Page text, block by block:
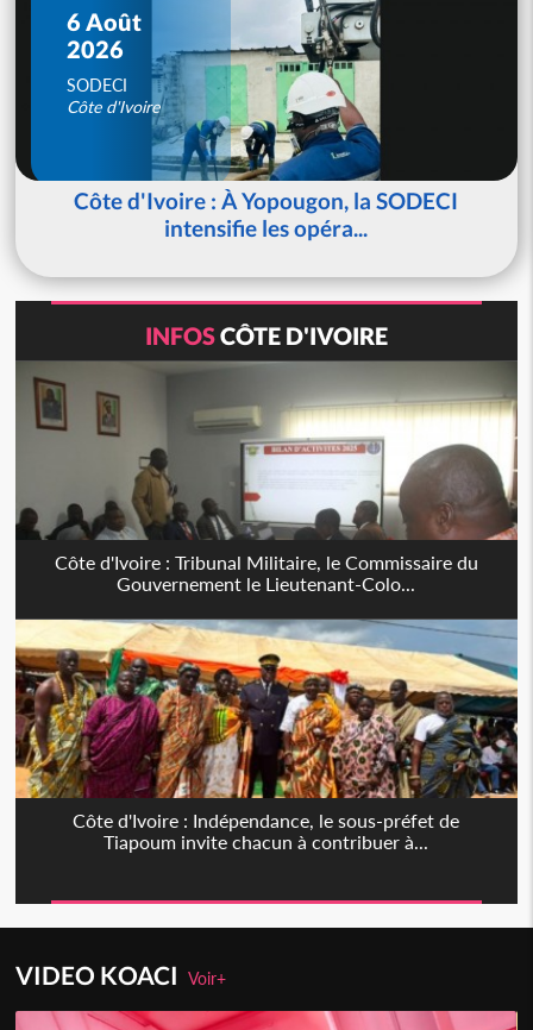
6 Août
2026
SODECI
Côte d'Ivoire
Côte d'Ivoire : À Yopougon, la SODECI
intensifie les opéra...
INFOSCÔTE D'IVOIRE
Côte d'Ivoire : Tribunal Militaire, le Commissaire du
Gouvernement le Lieutenant-Colo...
Côte d'Ivoire : Indépendance, le sous-préfet de
Tiapoum invite chacun à contribuer à...
VIDEO KOACIVoir+